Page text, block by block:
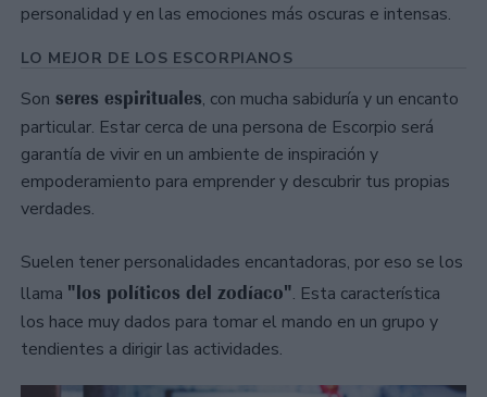
personalidad y en las emociones más oscuras e intensas.
LO MEJOR DE LOS ESCORPIANOS
Son seres espirituales, con mucha sabiduría y un encanto
particular. Estar cerca de una persona de Escorpio será
garantía de vivir en un ambiente de inspiración y
empoderamiento para emprender y descubrir tus propias
verdades.
Suelen tener personalidades encantadoras, por eso se los
llama "los políticos del zodíaco". Esta característica
los hace muy dados para tomar el mando en un grupo y
tendientes a dirigir las actividades.